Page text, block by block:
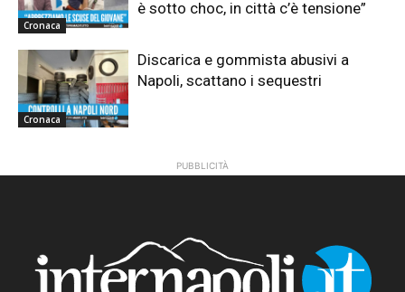
Cronaca
è sotto choc, in città c’è tensione”
Cronaca
Discarica e gommista abusivi a
Napoli, scattano i sequestri
PUBBLICITÀ